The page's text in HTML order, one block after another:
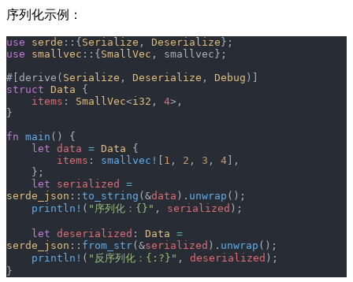
序列化示例：
use serde ::{Serialize , Deserialize};
use smallvec ::{SmallVec , smallvec};
#[derive( Serialize , Deserialize , Debug )]
struct Data {
    items
: SmallVec<i32 , 4>,
}
fn main () {
    let
data = Data {
        items
: smallvec! [ 1 , 2 , 3 , 4],
    };
    let
serialized
=
serde_json :: to_string (&data ). unwrap ();
    println!
( "序列化：{}" , serialized );
    let
deserialized : Data =
serde_json :: from_str(&serialized ). unwrap ();
    println!
( "反序列化：{:?}" , deserialized );
}